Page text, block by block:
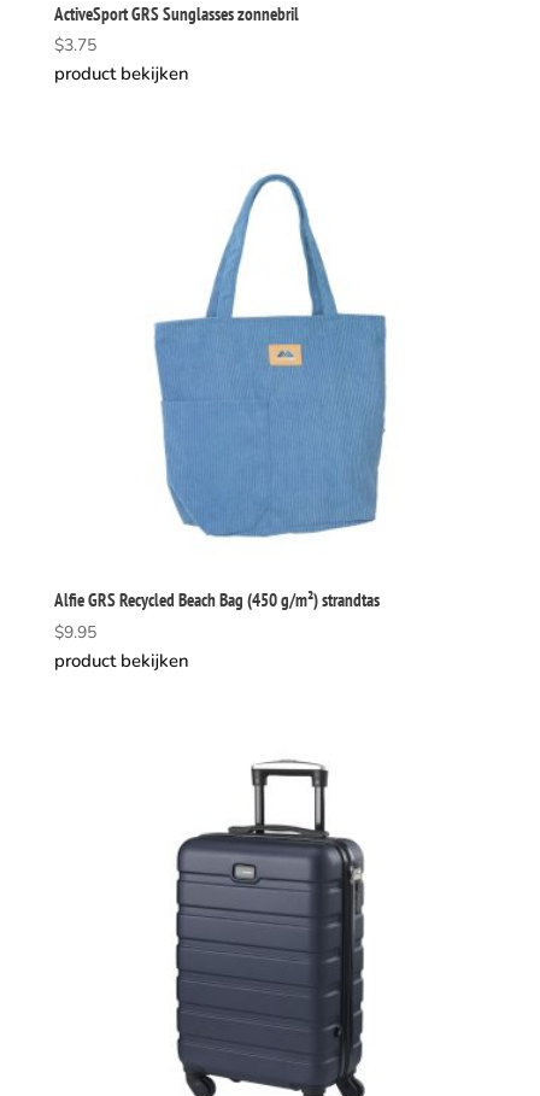
ActiveSport GRS Sunglasses zonnebril
$3.75
product bekijken
Alfie GRS Recycled Beach Bag (450 g/m²) strandtas
$9.95
product bekijken